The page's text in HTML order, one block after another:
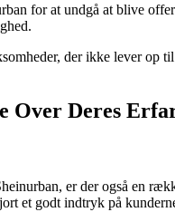
for at undgå at blive
der ikke lever op
Over Deres
er der også en
et godt indtryk på